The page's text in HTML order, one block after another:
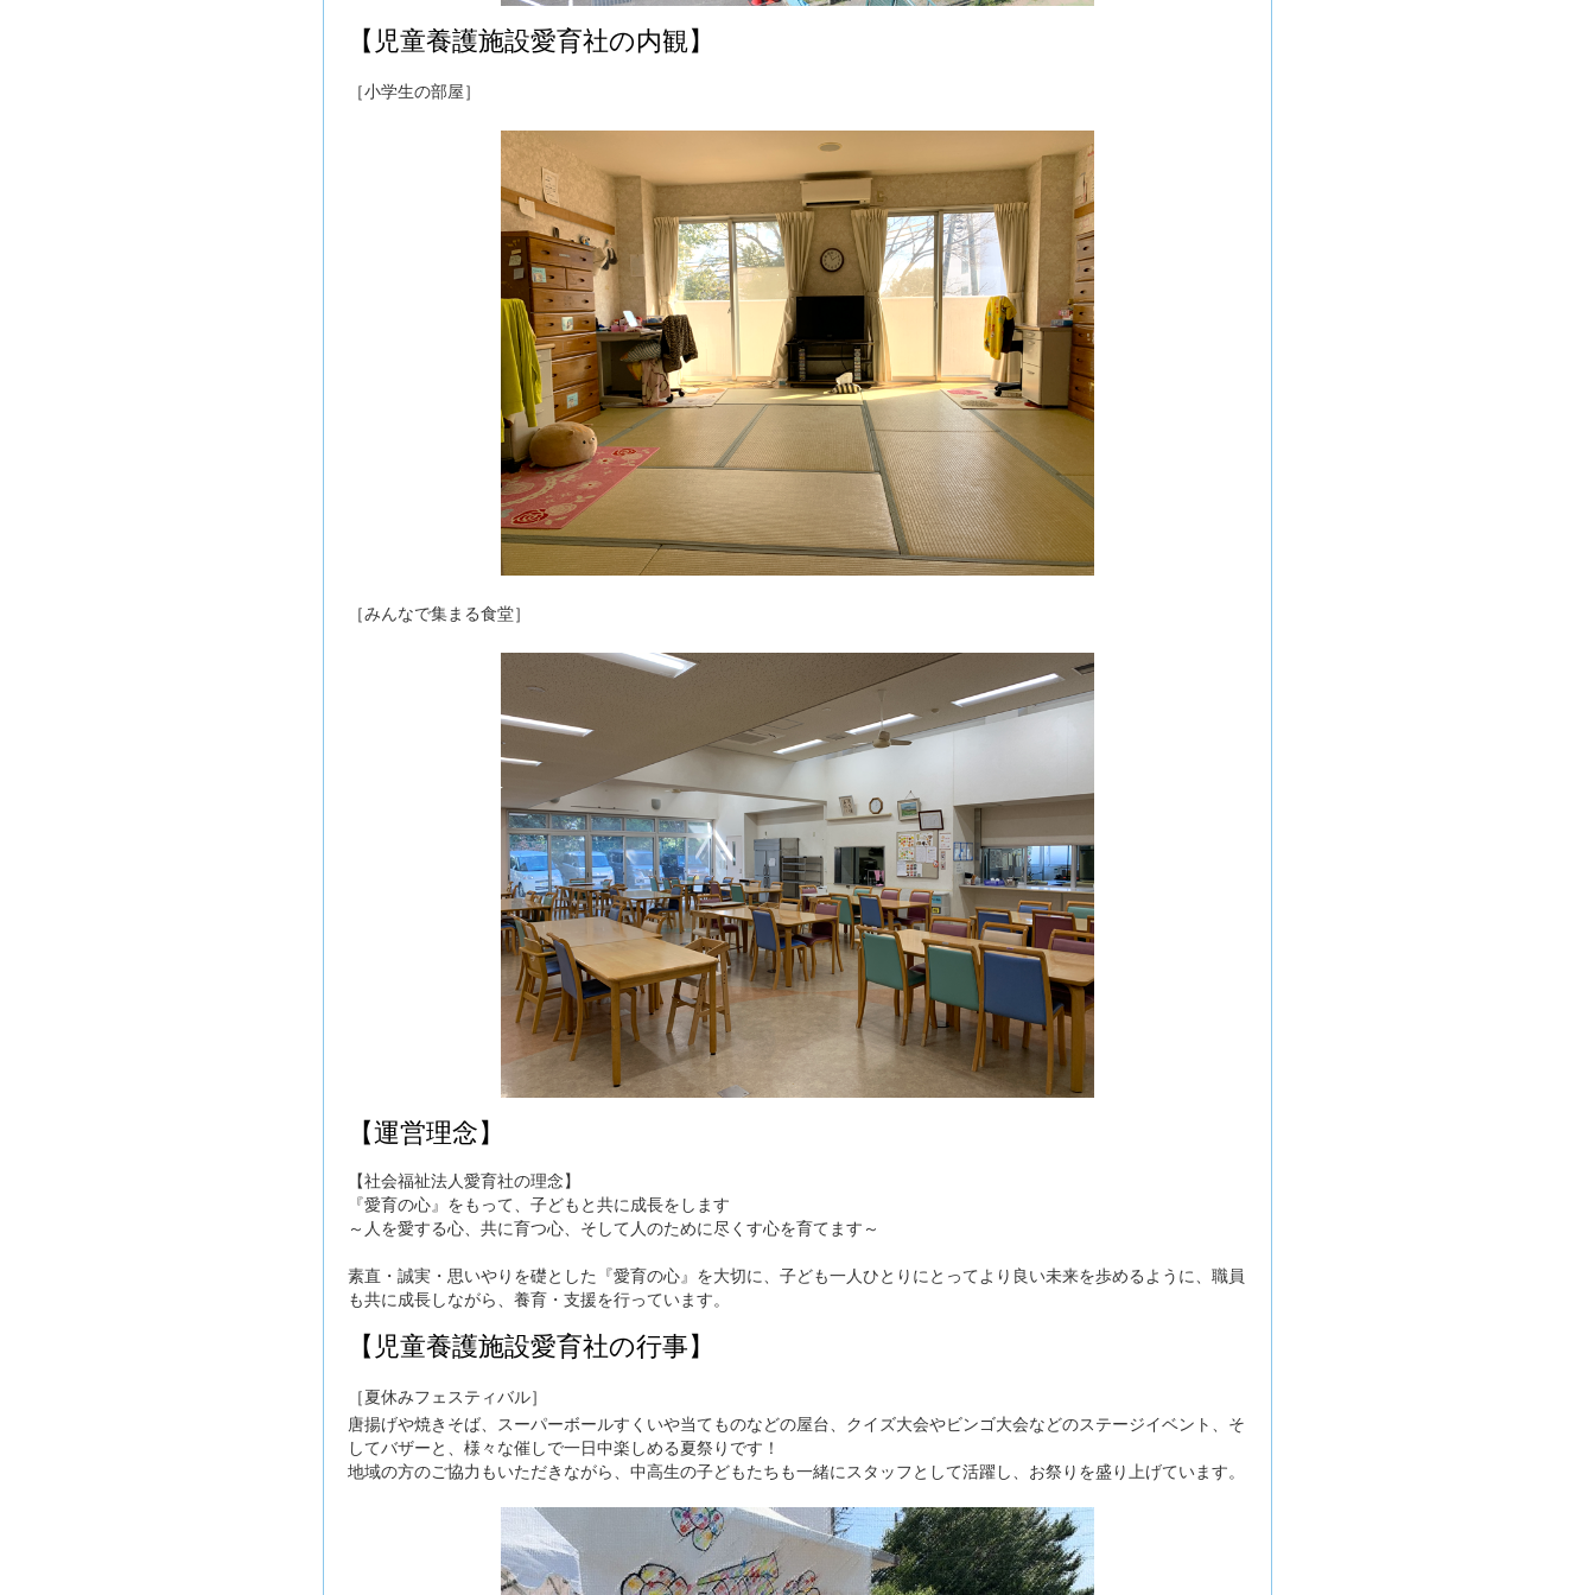
【児童養護施設愛育社の内観】
［小学生の部屋］
［みんなで集まる食堂］
【運営理念】
【社会福祉法人愛育社の理念】
『愛育の心』をもって、子どもと共に成長をします
～人を愛する心、共に育つ心、そして人のために尽くす心を育てます～
素直・誠実・思いやりを礎とした『愛育の心』を大切に、子ども一人ひとりにとってより良い未来を歩めるように、職員
も共に成長しながら、養育・支援を行っています。
【児童養護施設愛育社の行事】
［夏休みフェスティバル］
唐揚げや焼きそば、スーパーボールすくいや当てものなどの屋台、クイズ大会やビンゴ大会などのステージイベント、そ
してバザーと、様々な催しで一日中楽しめる夏祭りです！
地域の方のご協力もいただきながら、中高生の子どもたちも一緒にスタッフとして活躍し、お祭りを盛り上げています。